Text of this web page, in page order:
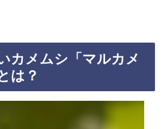
カメムシ「マルカメ
は？